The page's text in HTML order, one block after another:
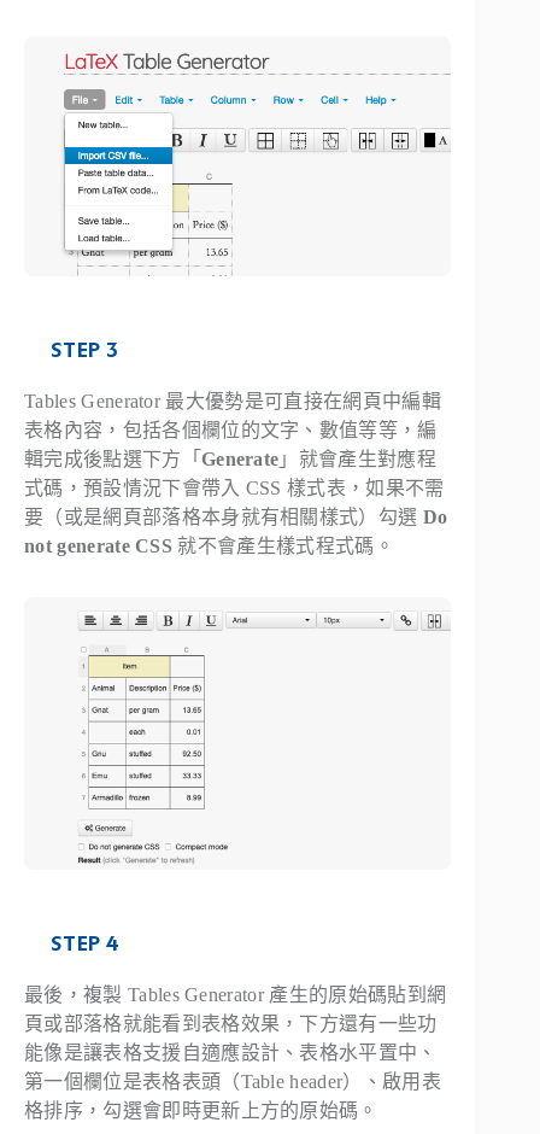
STEP 3
Tables Generator 最大優勢是可直接在網頁中編輯
表格內容，包括各個欄位的文字、數值等等，編
輯完成後點選下方「 Generate 」就會產生對應程
式碼，預設情況下會帶入 CSS 樣式表，如果不需
要（或是網頁部落格本身就有相關樣式）勾選 Do
not generate CSS 就不會產生樣式程式碼。
STEP 4
最後，複製 Tables Generator 產生的原始碼貼到網
頁或部落格就能看到表格效果，下方還有一些功
能像是讓表格支援自適應設計、表格水平置中、
第一個欄位是表格表頭（Table header）、啟用表
格排序，勾選會即時更新上方的原始碼。